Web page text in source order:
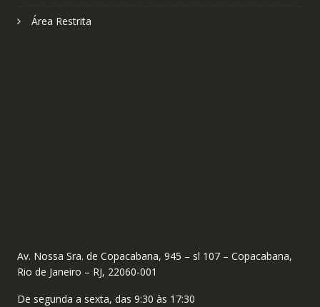
Área Restrita
Av. Nossa Sra. de Copacabana, 945 – sl 107 – Copacabana,
Rio de Janeiro – RJ, 22060-001
De segunda a sexta, das 9:30 às 17:30